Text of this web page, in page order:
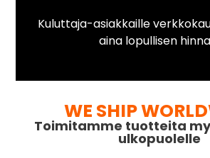
Kuluttaja-asiakkaille
aina lopullisen
WE SHIP
Toimitamme tuotteita
ulkopuolelle